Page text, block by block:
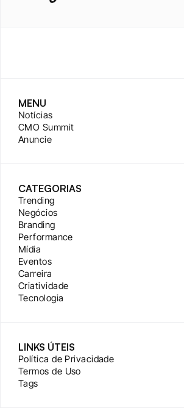
MENU
Notícias
CMO Summit
Anuncie
CATEGORIAS
Trending
Negócios
Branding
Performance
Mídia
Eventos
Carreira
Criatividade
Tecnologia
LINKS ÚTEIS
Política de Privacidade
Termos de Uso
Tags